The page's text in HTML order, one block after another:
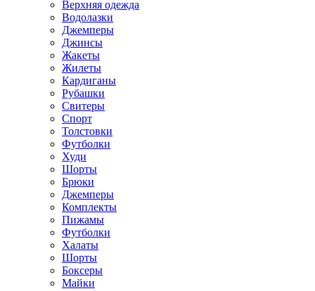
Верхняя одежда
Водолазки
Джемперы
Джинсы
Жакеты
Жилеты
Кардиганы
Рубашки
Свитеры
Спорт
Толстовки
Футболки
Худи
Шорты
Брюки
Джемперы
Комплекты
Пижамы
Футболки
Халаты
Шорты
Боксеры
Майки